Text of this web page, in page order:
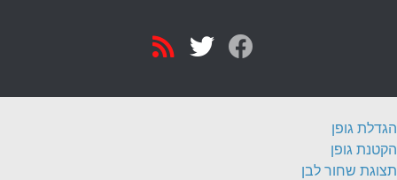
הגדלת גופן
הקטנת גופן
תצוגת שחור לבן